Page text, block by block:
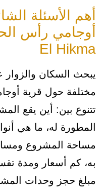
أهم الأسئلة
El Hikma
يبحث السكان
مختلفة حول قرية
تتنوع بين: أين يقع
المطورة له، ما هي
مساحة المشروع
به، كم أسعار ومدة
مبلغ حجز وحدات